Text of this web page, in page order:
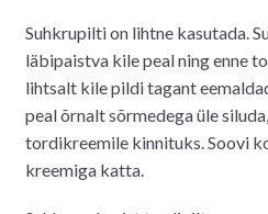
Suhkrupilti on lihtne kasutada.
läbipaistva kile peal ning enne
lihtsalt kile pildi tagant
peal õrnalt sõrmedega üle
tordikreemile kinnituks. Soovi
kreemiga katta.